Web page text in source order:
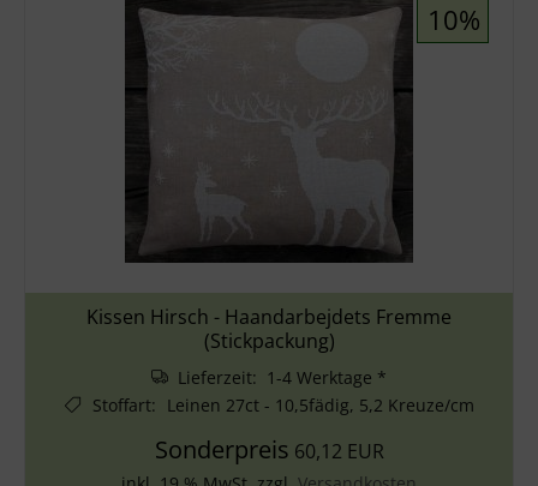
10%
Kissen Hirsch - Haandarbejdets Fremme
(Stickpackung)
Lieferzeit: 1-4 Werktage *
Stoffart: Leinen 27ct - 10,5fädig, 5,2 Kreuze/cm
Sonderpreis 60,12 EUR